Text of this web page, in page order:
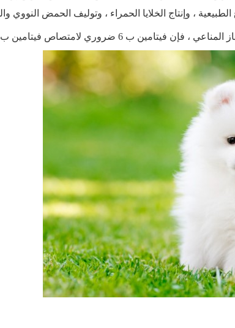
، وإنتاج الخلايا الحمراء ، وتوليف الحمض النووي
ب 6 ضروري لامتصاص فيتامين ب 12.